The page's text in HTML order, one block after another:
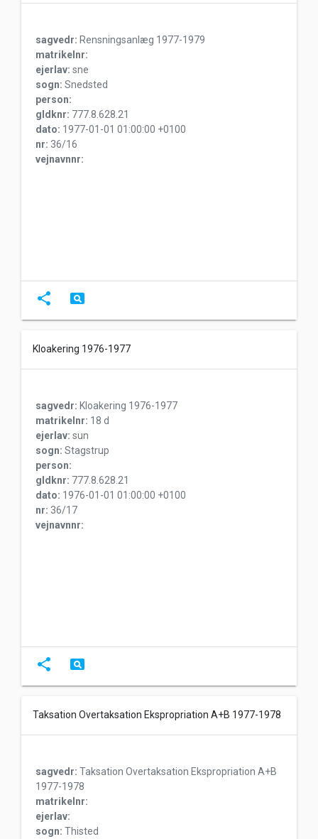
sagvedr: Rensningsanlæg 1977-1979
matrikelnr:
ejerlav: sne
sogn: Snedsted
person:
gldknr: 777.8.628.21
dato: 1977-01-01 01:00:00 +0100
nr: 36/16
vejnavnnr:
share pageview
Kloakering 1976-1977
sagvedr: Kloakering 1976-1977
matrikelnr: 18 d
ejerlav: sun
sogn: Stagstrup
person:
gldknr: 777.8.628.21
dato: 1976-01-01 01:00:00 +0100
nr: 36/17
vejnavnnr:
share pageview
Taksation Overtaksation Ekspropriation A+B 1977-1978
sagvedr: Taksation Overtaksation Ekspropriation A+B
1977-1978
matrikelnr:
ejerlav:
sogn: Thisted